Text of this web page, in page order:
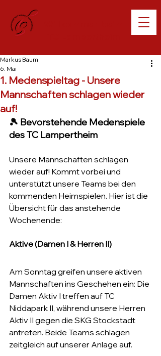
1. Medenspieltag - Unsere
Mannschaften schlagen wieder
auf!
Markus Baum
6. Mai
🎾 Bevorstehende Medenspiele
des TC Lampertheim
Unsere Mannschaften schlagen
wieder auf! Kommt vorbei und
unterstützt unsere Teams bei den
kommenden Heimspielen. Hier ist die
Übersicht für das anstehende
Wochenende:
Aktive (Damen I & Herren II)
Am Sonntag greifen unsere aktiven
Mannschaften ins Geschehen ein: Die
Damen Aktiv I treffen auf TC
Niddapark II, während unsere Herren
Aktiv II gegen die SKG Stockstadt
antreten. Beide Teams schlagen
zeitgleich auf unserer Anlage auf.